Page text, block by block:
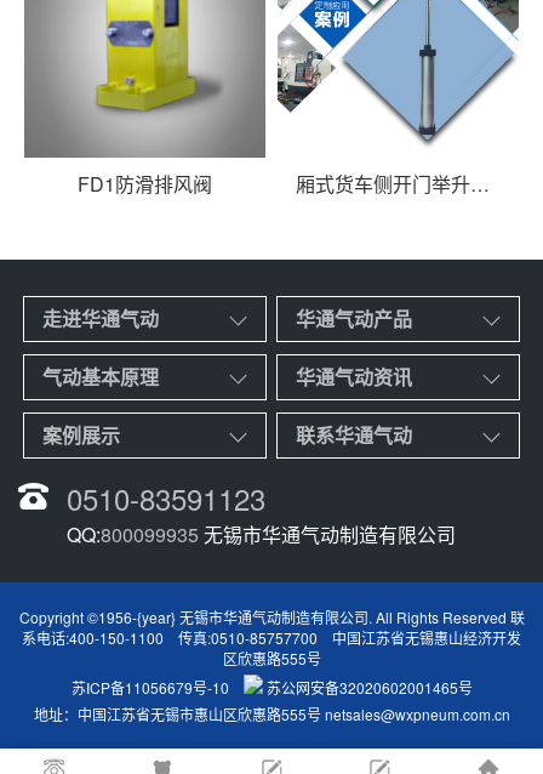
FD1防滑排风阀 厢式货车侧开门举升气缸
走进华通气动 华通气动产品
气动基本原理 华通气动资讯
案例展示 联系华通气动
0510-83591123
QQ:800099935 无锡市华通气动制造有限公司
Copyright ©1956-{year} 无锡市华通气动制造有限公司. All Rights Reserved 联
系电话:400-150-1100 传真:0510-85757700 中国江苏省无锡惠山经济开发
区欣惠路555号
苏ICP备11056679号-10
苏公网安备32020602001465号
地址：中国江苏省无锡市惠山区欣惠路555号netsales@wxpneum.com.cn